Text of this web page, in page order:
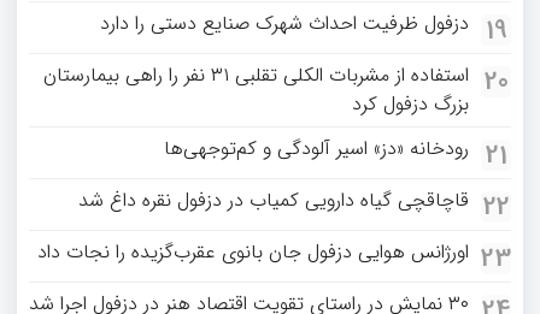
19 دزفول ظرفیت احداث شهرک صنایع دستی را دارد
20
استفاده از مشربات الکلی تقلبی ۳۱ نفر را راهی بیمارستان
بزرگ دزفول کرد
21 رودخانه «دز» اسیر آلودگی و کم‌توجهی‌ها
22 قاچاقچی گیاه دارویی کمیاب در دزفول نقره داغ شد
23 اورژانس هوایی دزفول جان بانوی عقرب‌گزیده را نجات داد
۳۰ نمایش در راستای تقویت اقتصاد هنر در دزفول اجرا شد